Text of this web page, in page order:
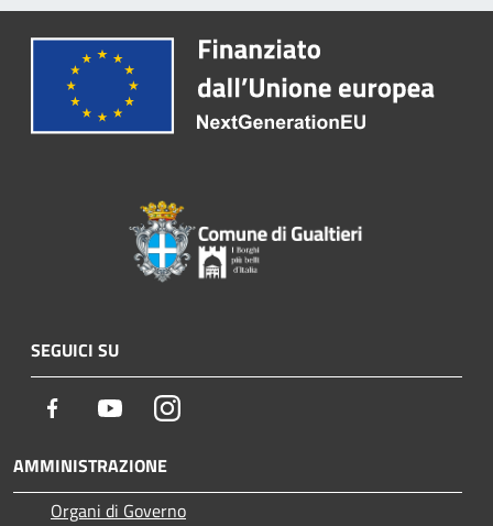
SEGUICI SU
Facebook YoutubeInstagram
AMMINISTRAZIONE
Organi di Governo